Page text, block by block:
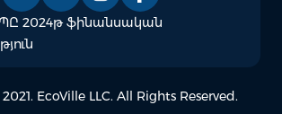
2024թ ֆինանսական
EcoVille LLC. All Rights Reserved.